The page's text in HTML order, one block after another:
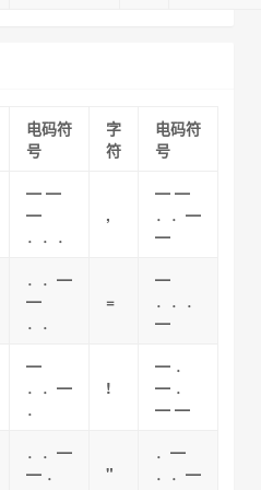
电码符
号
字
符
电码符
号
━ ━
━
．．．
,
━ ━
．．━
━
．．━
━
．．
=
━
．．．
━
━
．．━
．
!
━ ．
━ ．
━ ━
．．━
━ ．
"
．━
．．━